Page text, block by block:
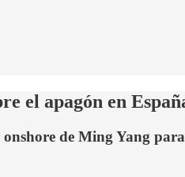
el apagón en
de Ming Yang